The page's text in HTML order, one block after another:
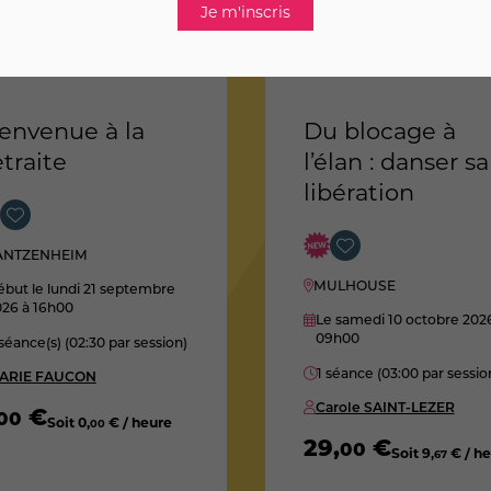
à la
le lundi 21 septembre
à 16h00
(02:30 par session)
FAUCON
€Soit0,00 € / heure
Du blocage à
l’élan : danser sa
libération
MULHOUSE
Le samedi 10 octobre
09h00
1 séance (03:00 par
Carole SAINT-LEZER
29,00 €Soit9,67€ /